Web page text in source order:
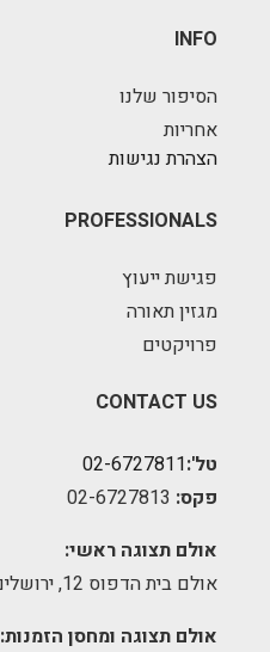
INFO
הסיפור שלנו
אחריות
הצהרת נגישות
PROFESSIONALS
פגישת ייעוץ
מגזין תאורה
פרויקטים
CONTACT US
טל':02-6727811
פקס:
אולם תצוגה ראשי:
אולם בית הדפוס 12, ירושלים.
אולם תצוגה ומחסן הזמנות: